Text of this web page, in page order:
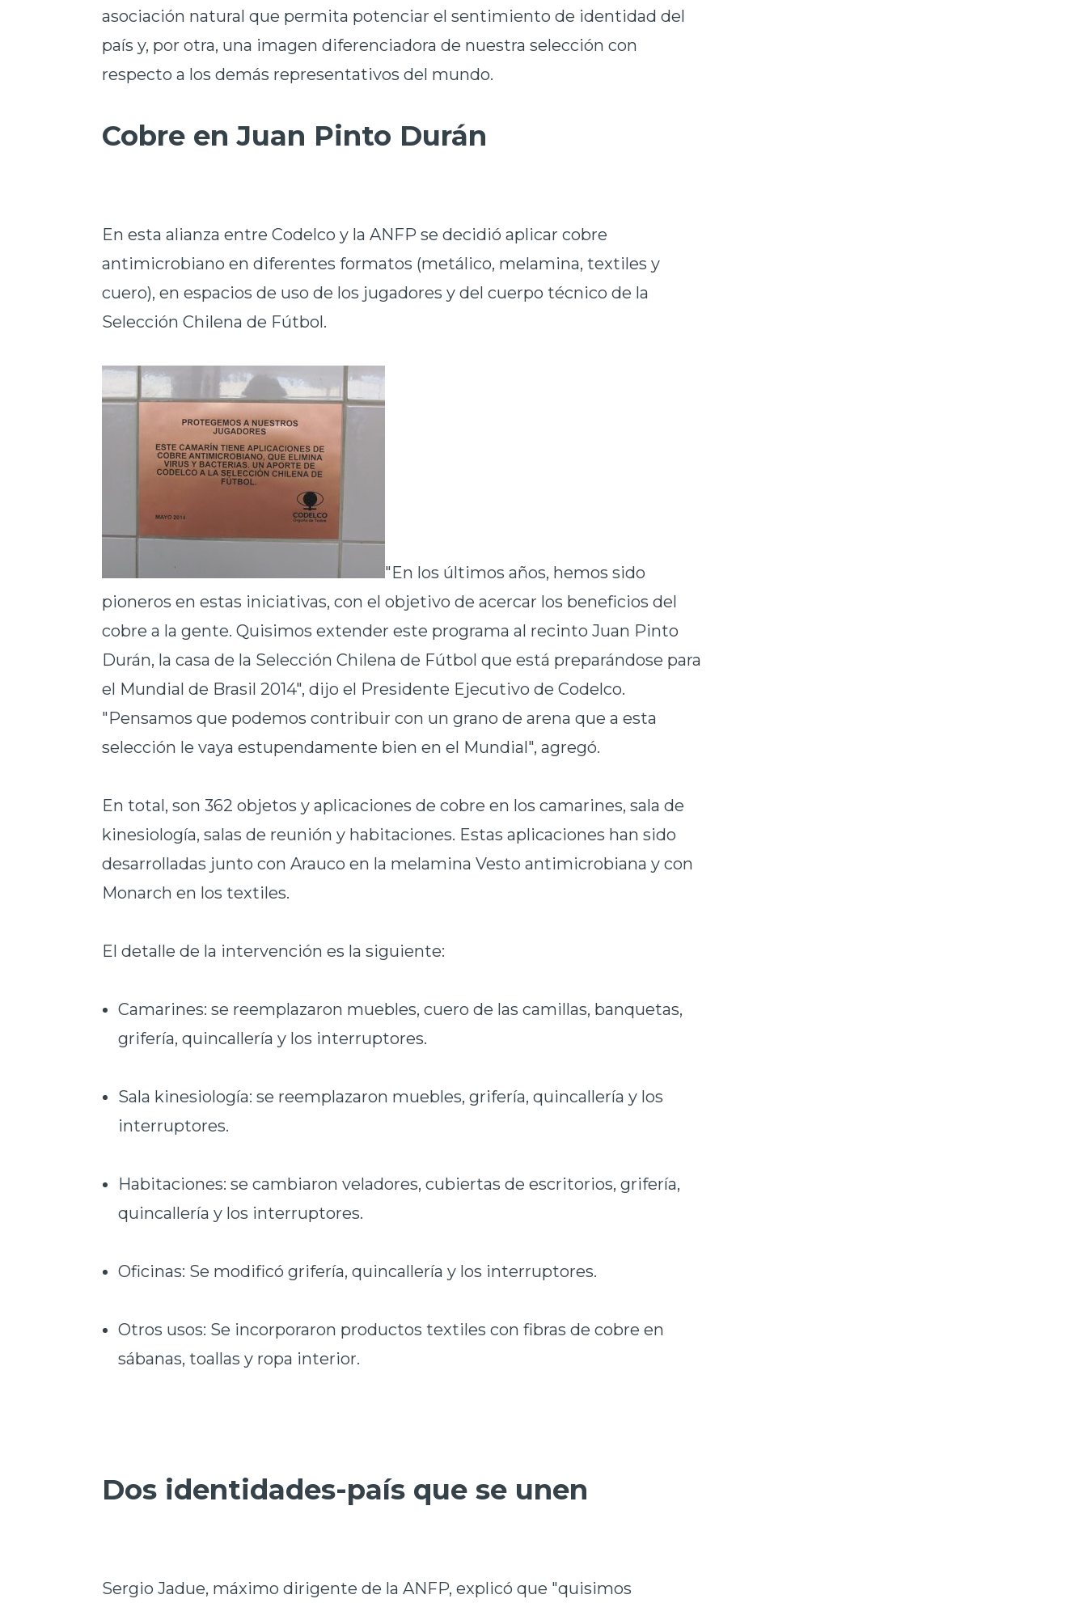
asociación natural que permita potenciar el sentimiento de identidad del
país y, por otra, una imagen diferenciadora de nuestra selección con
respecto a los demás representativos del mundo.
Cobre en Juan Pinto Durán
En esta alianza entre Codelco y la ANFP se decidió aplicar cobre
antimicrobiano en diferentes formatos (metálico, melamina, textiles y
cuero), en espacios de uso de los jugadores y del cuerpo técnico de la
Selección Chilena de Fútbol.
"En los últimos años, hemos sido
pioneros en estas iniciativas, con el objetivo de acercar los beneficios del
cobre a la gente. Quisimos extender este programa al recinto Juan Pinto
Durán, la casa de la Selección Chilena de Fútbol que está preparándose para
el Mundial de Brasil 2014", dijo el Presidente Ejecutivo de Codelco.
"Pensamos que podemos contribuir con un grano de arena que a esta
selección le vaya estupendamente bien en el Mundial", agregó.
En total, son 362 objetos y aplicaciones de cobre en los camarines, sala de
kinesiología, salas de reunión y habitaciones. Estas aplicaciones han sido
desarrolladas junto con Arauco en la melamina Vesto antimicrobiana y con
Monarch en los textiles.
El detalle de la intervención es la siguiente:
Camarines: se reemplazaron muebles, cuero de las camillas, banquetas,
grifería, quincallería y los interruptores.
Sala kinesiología: se reemplazaron muebles, grifería, quincallería y los
interruptores.
Habitaciones: se cambiaron veladores, cubiertas de escritorios, grifería,
quincallería y los interruptores.
Oficinas: Se modificó grifería, quincallería y los interruptores.
Otros usos: Se incorporaron productos textiles con fibras de cobre en
sábanas, toallas y ropa interior.
Dos identidades-país que se unen
Sergio Jadue, máximo dirigente de la ANFP, explicó que "quisimos